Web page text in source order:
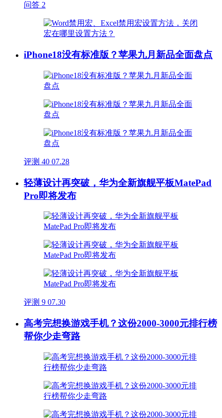
问答 2
iPhone18没有标准版？苹果九月新品全面盘点
评测 40 07.28
轻薄设计再突破，华为全新旗舰平板MatePad
Pro即将发布
评测 9 07.30
高考完想换游戏手机？这份2000-3000元排行榜
帮你少走弯路